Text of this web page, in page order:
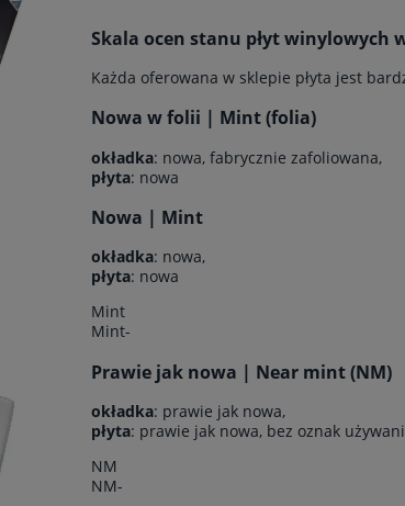
Skala ocen stanu płyt winylowych w
Każda oferowana w sklepie płyta jest
Nowa w folii | Mint (folia)
okładka: nowa, fabrycznie zafoliowana,
płyta: nowa
Nowa | Mint
okładka: nowa,
płyta: nowa
Mint
Mint-
Prawie jak nowa | Near mint (NM)
okładka: prawie jak nowa,
płyta: prawie jak nowa, bez oznak
NM
NM-